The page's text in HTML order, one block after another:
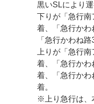
黒いSLにより
下りが「急行
着、「急行かわ
「急行かわね
上りが「急行
着、「急行か
着、「急行か
着。
※上り急行は、